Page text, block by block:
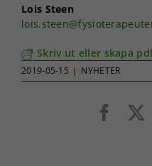
Lois Steen
Skriv ut eller skapa
2019-05-15 | NYHETER